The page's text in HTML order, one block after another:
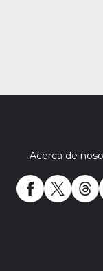
Acerca de